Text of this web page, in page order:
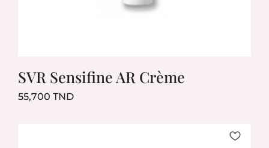
SVR Sensifine AR Crème
55,700 TNDPrix